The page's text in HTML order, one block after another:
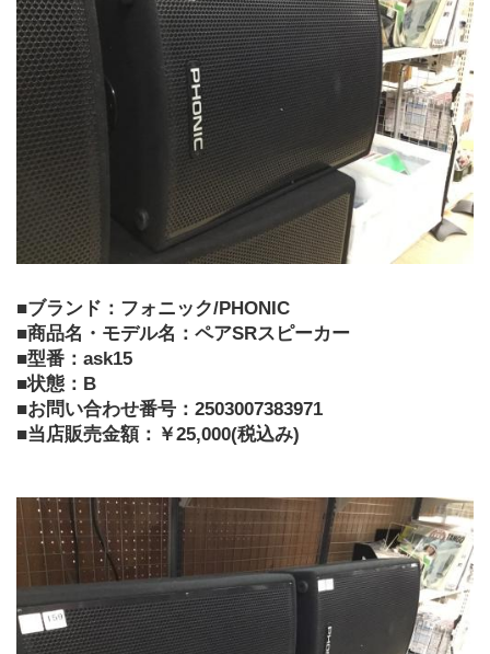
■ブランド：フォニック/PHONIC
■商品名・モデル名：ペアSRスピーカー
■型番：ask15
■状態：B
■お問い合わせ番号：2503007383971
■当店販売金額：￥25,000(税込み)